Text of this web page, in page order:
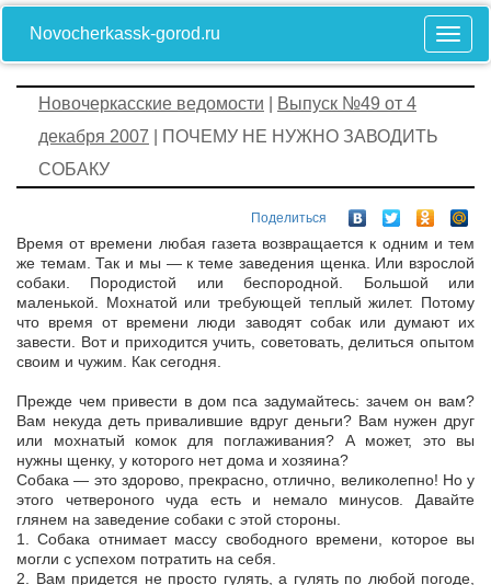
Novocherkassk-gorod.ru
Новочеркасские ведомости
Выпуск №49 от 4
декабря 2007 | ПОЧЕМУ НЕ НУЖНО ЗАВОДИТЬ
СОБАКУ
Поделиться
Время от времени любая газета возвращается к одним и тем
же темам. Так и мы — к теме заведения щенка. Или взрослой
собаки. Породистой или беспородной. Большой или
маленькой. Мохнатой или требующей теплый жилет. Потому
что время от времени люди заводят собак или думают их
завести. Вот и приходится учить, советовать, делиться опытом
своим и чужим. Как сегодня.
Прежде чем привести в дом пса задумайтесь: зачем он вам?
Вам некуда деть привалившие вдруг деньги? Вам нужен друг
или мохнатый комок для поглаживания? А может, это вы
нужны щенку, у которого нет дома и хозяина?
Собака — это здорово, прекрасно, отлично, великолепно! Но у
этого четвероного чуда есть и немало минусов. Давайте
глянем на заведение собаки с этой стороны.
1. Собака отнимает массу свободного времени, которое вы
могли с успехом потратить на себя.
2. Вам придется не просто гулять, а гулять по любой погоде,